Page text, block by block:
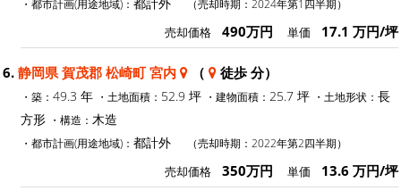
・都市計画(用途地域)： （売却時期：2024年第1四半期）
売却価格 490万円 単価 17.1 万円/坪
6. 静岡県 賀茂郡 松崎町 宮内 （ 徒歩 分）
・築： 49.3 年 ・土地面積： 52.9 坪 ・建物面積： 25.7 坪 ・土地形状： 長
方形 ・構造： 木造
・都市計画(用途地域)： 都計外 （売却時期：2022年第2四半期）
売却価格 350万円 単価 13.6 万円/坪